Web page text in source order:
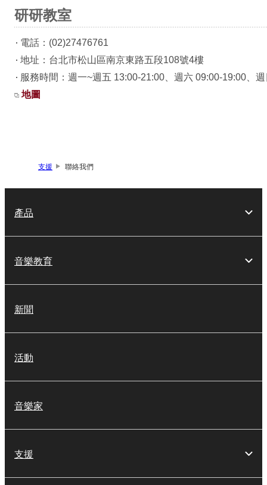
研研教室
電話：(02)27476761
地址：台北市松山區南京東路五段108號4樓
服務時間：週一~週五 13:00-21:00、週六 09:00-19:00、
地圖
支援 聯絡我們
產品
音樂教育
新聞
活動
音樂家
支援